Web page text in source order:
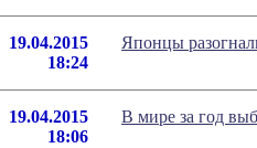
19.04.2015
18:24
Японцы
19.04.2015
18:06
В мире за год